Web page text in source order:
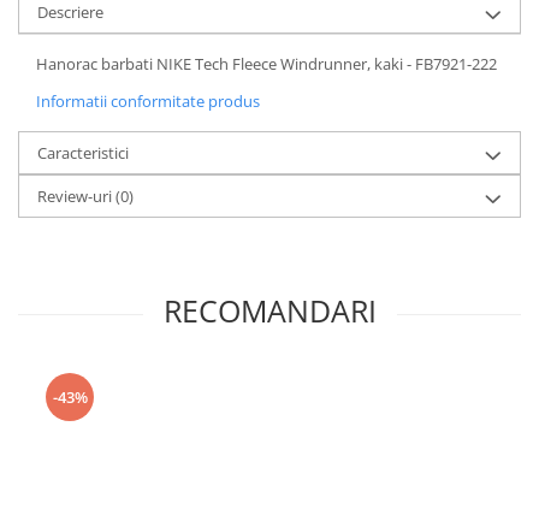
Descriere
Hanorac barbati NIKE Tech Fleece Windrunner, kaki - FB7921-222
Informatii conformitate produs
Caracteristici
Review-uri(0)
RECOMANDARI
-43%